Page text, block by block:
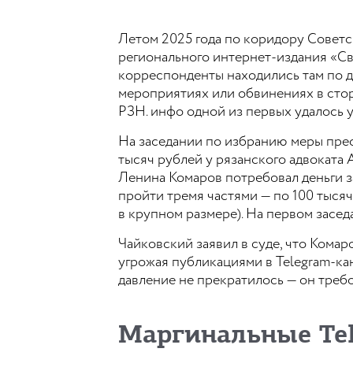
Летом 2025 года по коридору
регионального интернет-издания
корреспонденты находились там по
мероприятиях или обвинениях в
РЗН. инфо одной из первых удалось
На заседании по избранию меры
тысяч рублей у рязанского
Ленина Комаров потребовал
пройти тремя частями — по 100
в крупном размере). На первом
Чайковский заявил в суде, что
угрожая публикациями в Telegram-
давление не прекратилось — он
Маргинальные